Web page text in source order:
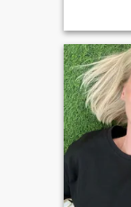
anspricht,
mit großen
hohem
diese Welt
alles
auch
Suche
liebevollen
zu einer
wird.
wahre